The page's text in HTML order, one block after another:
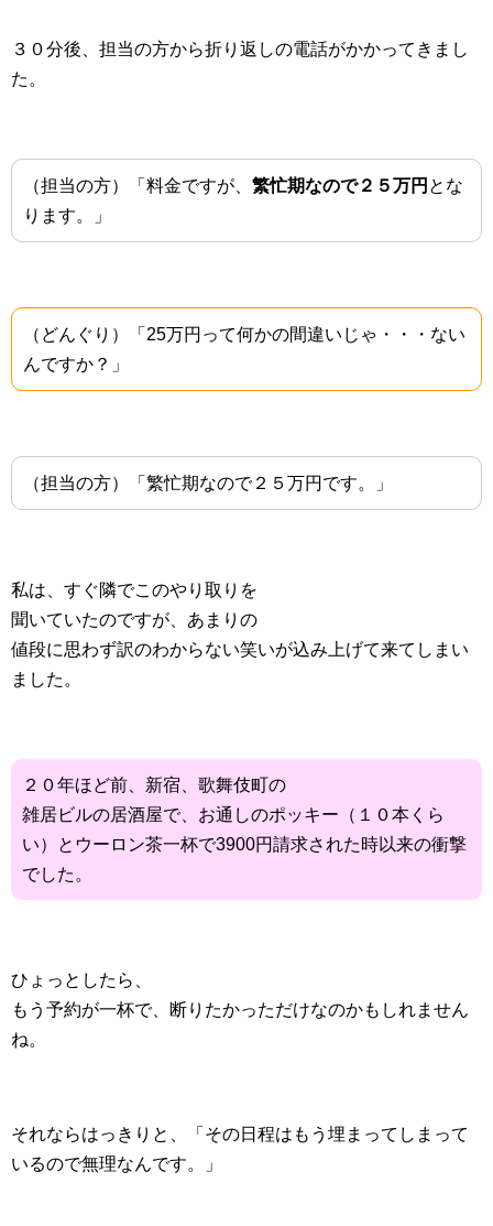
３０分後、担当の方から折り返しの電話がかかってきまし
た。
（担当の方）「料金ですが、 繁忙期なので２５万円 とな
ります。」
（どんぐり）「25万円って何かの間違いじゃ・・・ない
んですか？」
（担当の方）「繁忙期なので２５万円です。」
私は、すぐ隣でこのやり取りを
聞いていたのですが、あまりの
値段に思わず訳のわからない笑いが込み上げて来てしまい
ました。
２０年ほど前、新宿、歌舞伎町の
雑居ビルの居酒屋で、お通しのポッキー（１０本くら
い）とウーロン茶一杯で3900円請求された時以来の衝撃
でした。
ひょっとしたら、
もう予約が一杯で、断りたかっただけなのかもしれません
ね。
それならはっきりと、「その日程はもう埋まってしまって
いるので無理なんです。」